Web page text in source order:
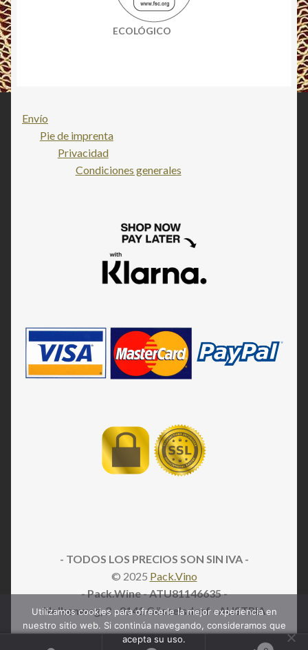
ECOLÓGICO
Envío
Pie de imprenta
Privacidad
Condiciones generales
- TODOS LOS PRECIOS SON SIN IVA -
© 2025 Pack.Vino
- Pack.Wine - ATU81146635 -
Nelkenweg, 2- 9141 Gösselsdorf - AUSTRIA
Utilizamos cookies para ofrecerle la mejor experiencia en
nuestro sitio web. Si continúa navegando, consideramos que
acepta su uso.